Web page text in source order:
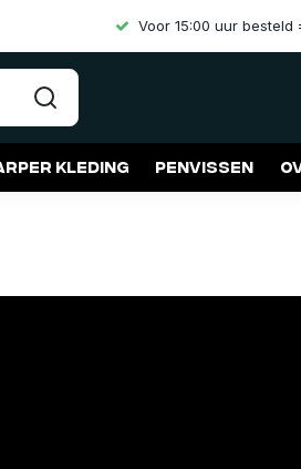
Voor 15:00 uur
kleding Penvissen